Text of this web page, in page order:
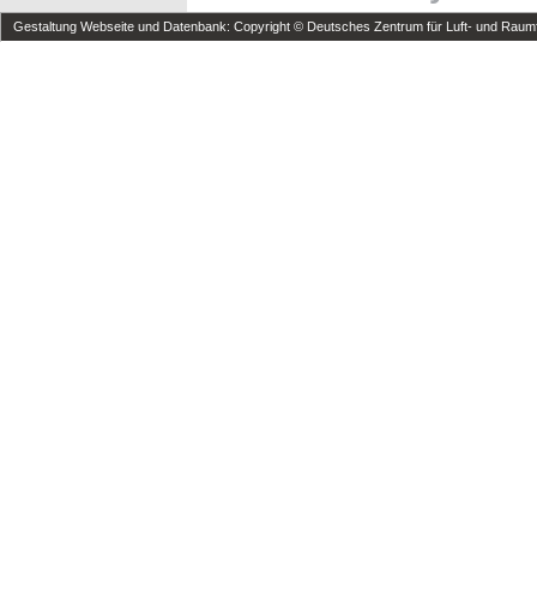
Gestaltung Webseite und Datenbank: Copyright © Deutsches Zentrum für Luft- und